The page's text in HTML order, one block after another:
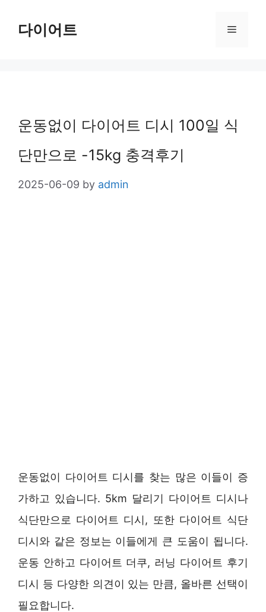
다이어트 Menu
운동없이 다이어트 디시 100일 식
단만으로 -15kg 충격후기
2025-06-09 by admin
운동없이 다이어트 디시를 찾는 많은 이들이 증
가하고 있습니다. 5km 달리기 다이어트 디시나
식단만으로 다이어트 디시, 또한 다이어트 식단
디시와 같은 정보는 이들에게 큰 도움이 됩니다.
운동 안하고 다이어트 더쿠, 러닝 다이어트 후기
디시 등 다양한 의견이 있는 만큼, 올바른 선택이
필요합니다.